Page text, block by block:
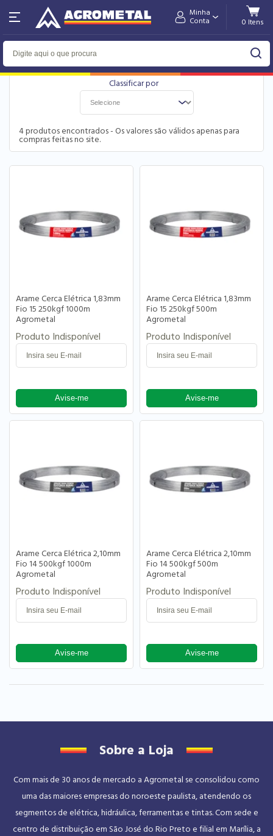
Minha
Conta
Home Arames Cerca Elétrica
4produtos encontrados - Os valores são válidos apenas para
compras feitas no site.
Arame Cerca Elétrica 1,83mm
Fio 15 250kgf 1000m
Agrometal
Produto Indisponível
Arame Cerca Elétrica 1,83mm
Fio 15 250kgf 500m
Agrometal
Produto Indisponível
Arame Cerca Elétrica 2,10mm
Fio 14 500kgf 1000m
Agrometal
Produto Indisponível
Arame Cerca Elétrica 2,10mm
Fio 14 500kgf 500m
Agrometal
Produto Indisponível
Sobre a Loja
Com mais de 30 anos de mercado a Agrometal se consolidou como
uma das maiores empresas do noroeste paulista, atendendo os
segmentos de elétrica, hidráulica, ferramentas e tintas. Com sede e
centro de distribuição em São José do Rio Preto e filial em Marília, a